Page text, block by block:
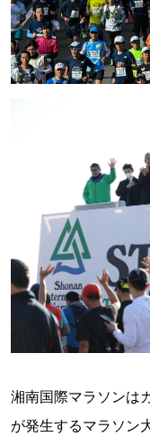
湘南国際マラソンは
が発生するマラソン